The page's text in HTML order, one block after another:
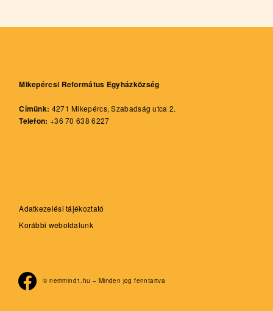
Mikepércsi Református Egyházközség
Címünk: 4271 Mikepércs, Szabadság utca 2.
Telefon: +36 70 638 6227
Adatkezelési tájékoztató
Korábbi weboldalunk
© nemmind1.hu – Minden jog fenntartva